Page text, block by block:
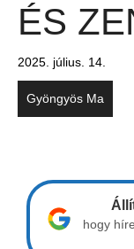
ÉS
2025. július. 14.
Gyöngyös Ma
hogy